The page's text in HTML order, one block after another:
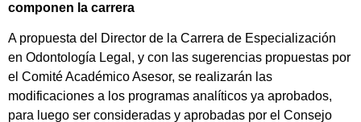
componen la carrera
A propuesta del Director de la Carrera de Especialización
en Odontología Legal, y con las sugerencias propuestas por
el Comité Académico Asesor, se realizarán las
modificaciones a los programas analíticos ya aprobados,
para luego ser consideradas y aprobadas por el Consejo